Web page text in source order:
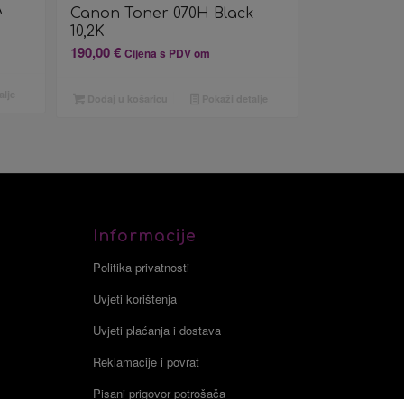
Canon Toner 070H Black
10,2K
190,00€ Cijena s PDV om
Informacije
Politika privatnosti
Uvjeti korištenja
Uvjeti plaćanja i dostava
Reklamacije i povrat
Pisani prigovor potrošača